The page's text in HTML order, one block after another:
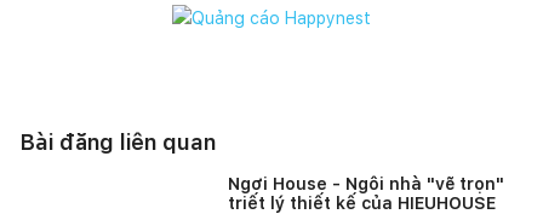
Bài đăng liên quan
Ngơi House - Ngôi nhà "vẽ trọn"
triết lý thiết kế của HIEUHOUSE